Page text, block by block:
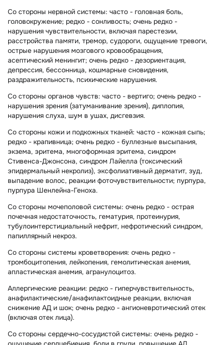
Со стороны нервной системы: часто - головная боль,
головокружение; редко - сонливость; очень редко -
нарушения чувствительности, включая парестезии,
расстройства памяти, тремор, судороги, ощущение тревоги,
острые нарушения мозгового кровообращения,
асептический менингит; очень редко - дезориентация,
депрессия, бессонница, кошмарные сновидения,
раздражительность, психические нарушения.
Со стороны органов чувств: часто - вертиго; очень редко -
нарушения зрения (затуманивание зрения), диплопия,
нарушения слуха, шум в ушах, дисгевзия.
Со стороны кожи и подкожных тканей: часто - кожная сыпь;
редко - крапивница; очень редко - буллезные высыпания,
экзема, эритема, многоформная эритема, синдром
Стивенса-Джонсона, синдром Лайелла (токсический
эпидермальный некролиз), эксфолиативный дерматит, зуд,
выпадение волос, реакции фоточувствительности; пурпура,
пурпура Шенлейна-Геноха.
Со стороны мочеполовой системы: очень редко - острая
почечная недостаточность, гематурия, протеинурия,
тубулоинтерстициальный нефрит, нефротический синдром,
папиллярный некроз.
Со стороны системы кроветворения: очень редко -
тромбоцитопения, лейкопения, гемолитическая анемия,
апластическая анемия, агранулоцитоз.
Аллергические реакции: редко - гиперчувствительность,
анафилактические/анафилактоидные реакции, включая
снижение АД и шок; очень редко - ангионевротический отек
(включая отек лица).
Со стороны сердечно-сосудистой системы: очень редко -